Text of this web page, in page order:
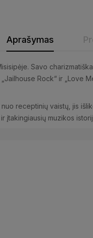
Aprašymas
Savo
Rock“ ir
receptinių vaistų, jis
įtakingiausių muzikos